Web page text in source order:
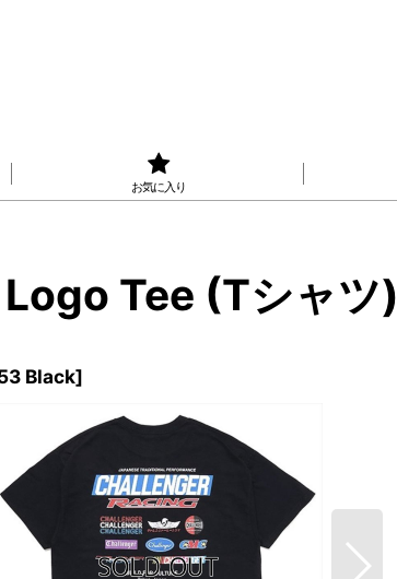
お気に入り
Tee (Tシャツ)
Black]